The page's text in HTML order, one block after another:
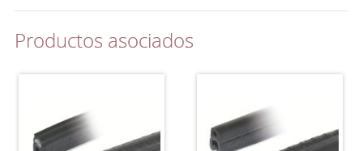
Productos asociados